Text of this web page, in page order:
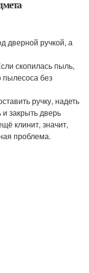
дверной ручкой, а
скопилась пыль,
пылесоса без
ручку, надеть
закрыть дверь
клинит, значит,
проблема.